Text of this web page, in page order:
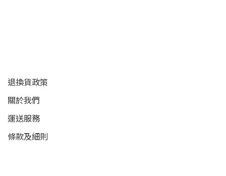
退換貨政策
關於我們
運送服務
條款及細則